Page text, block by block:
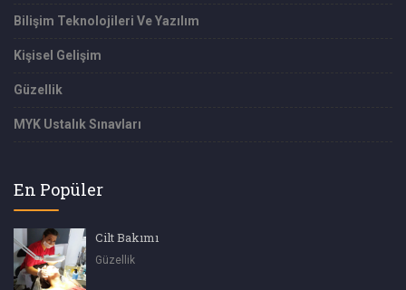
Bilişim Teknolojileri Ve Yazılım
Kişisel Gelişim
Güzellik
MYK Ustalık Sınavları
En Popüler
Cilt Bakımı
Güzellik